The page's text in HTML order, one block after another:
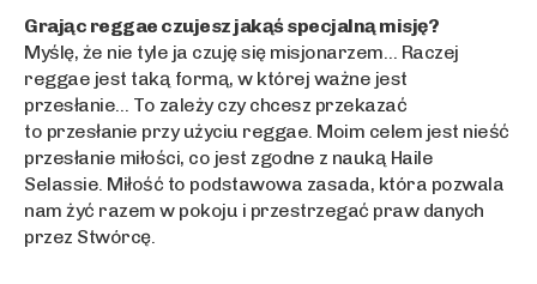
Grając reggae czujesz jakąś specjalną misję?
Myślę, że nie tyle ja czuję się misjonarzem… Raczej
reggae jest taką formą, w której ważne jest
przesłanie… To zależy czy chcesz przekazać
to przesłanie przy użyciu reggae. Moim celem jest nieść
przesłanie miłości, co jest zgodne z nauką Haile
Selassie. Miłość to podstawowa zasada, która pozwala
nam żyć razem w pokoju i przestrzegać praw danych
przez Stwórcę.